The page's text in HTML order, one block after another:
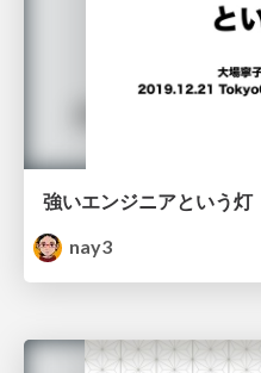
強いエンジニアという灯
nay3